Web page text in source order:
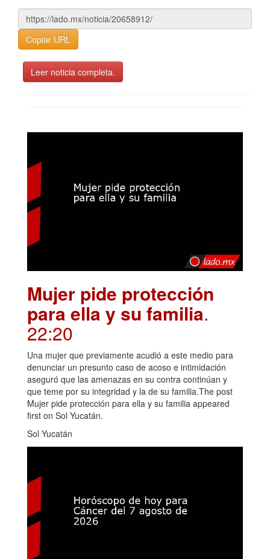
Copiar URL
Leer noticia completa.
Mujer pide protección
para ella y su familia.
22:20
Una mujer que previamente acudió a este medio para
denunciar un presunto caso de acoso e intimidación
aseguró que las amenazas en su contra continúan y
que teme por su integridad y la de su familia.The post
Mujer pide protección para ella y su familia appeared
first on Sol Yucatán.
Sol Yucatán